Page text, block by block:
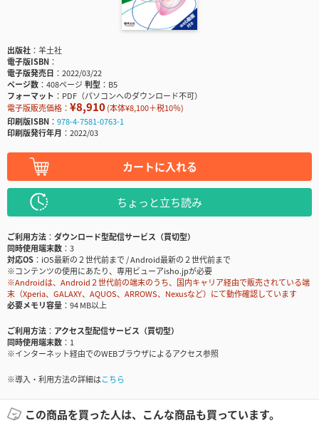
出版社
羊土社
電子版ISBN
電子版発売日
2022/03/22
ページ数
408ページ判型
B5
フォーマット
PDF（パソコンへのダウンロード不可）
電子版販売価格： ¥8,910(本体¥8,100＋税10％)
印刷版ISBN
978-4-7581-0763-1
印刷版発行年月
2022/03
カートに入れる
ちょっと立ち読み
ご利用方法
ダウンロード型配信サービス（買切型）
同時使用端末数
3
対応OS
iOS最新の２世代前まで / Android最新の２世代前まで
※コンテンツの使用にあたり、専用ビューアisho.jpが必要
※Androidは、Android２世代前の端末のうち、国内キャリア経由で販売されている端
末（Xperia、GALAXY、AQUOS、ARROWS、Nexusなど）にて動作確認しています
必要メモリ容量
94 MB以上
ご利用方法
アクセス型配信サービス（買切型）
同時使用端末数
1
※インターネット経由でのWEBブラウザによるアクセス参照
※導入・利用方法の詳細はこちら
この商品を買った人は、こんな商品も買っています。